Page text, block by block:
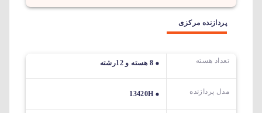
پردازنده مرکزی
تعداد هسته 8 هسته و 12رشته
مدل پردازنده 13420H